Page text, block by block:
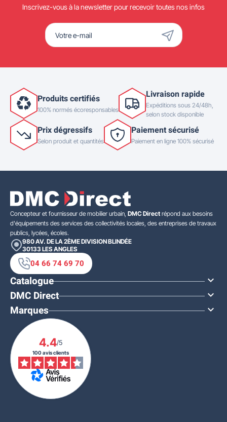
Inscrivez-vous à la newsletter pour recevoir toutes nos infos
Produits certifiés
100% normés écoresponsables
Livraison rapide
Expéditions sous 24/48h,
selon stock disponible
Prix dégressifs
Selon produit et quantités
Paiement sécurisé
Paiement en ligne 100% sécurisé
Concepteur et fournisseur de mobilier urbain, DMC Direct répond aux besoins
d'équipements des services des collectivités locales, des entreprises de travaux
publics, lycées, écoles.
980 AV. DE LA 2ÈME DIVISION BLINDÉE
30133 LES ANGLES
04 66 74 69 70
Catalogue 
DMC Direct 
Marques 
4.4/5
100 avis clients